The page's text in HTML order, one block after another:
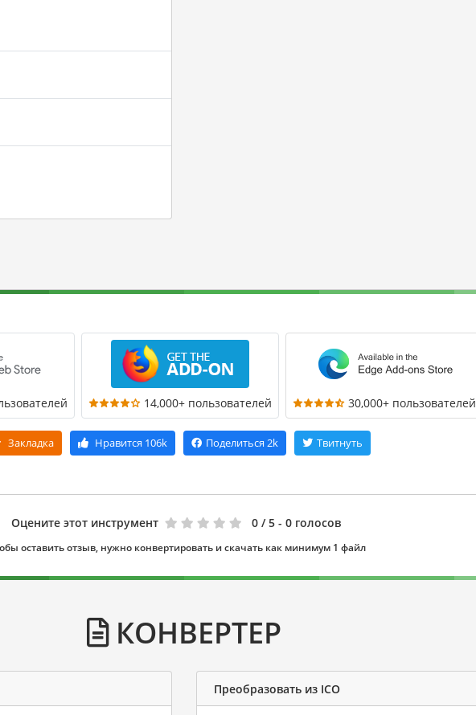
14,000+ пользователей 30,000+ пользователей
Закладка Нравится 106k Поделиться 2k Твитнуть
Оцените этот инструмент 0 / 5 - 0 голосов
оставить отзыв, нужно конвертировать и скачать как минимум 1 файл
КОНВЕРТЕР
Преобразовать из ICO